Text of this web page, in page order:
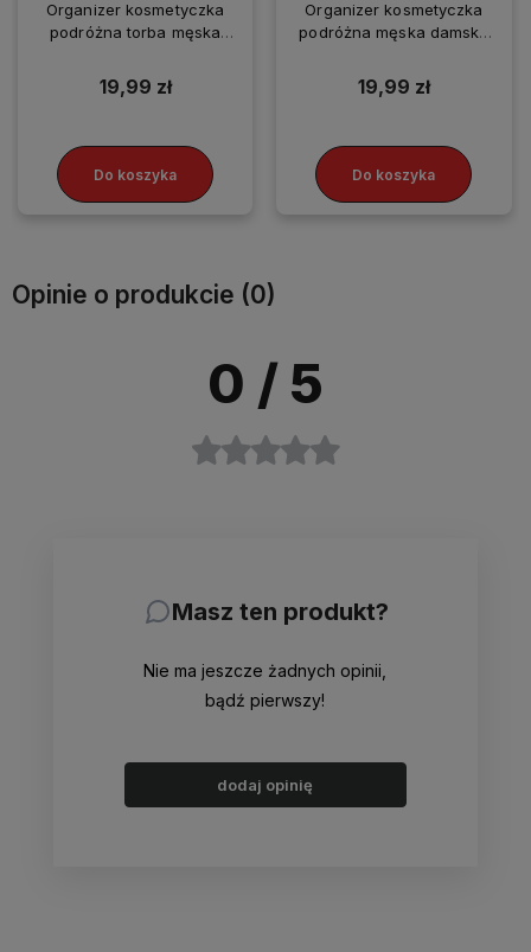
Organizer kosmetyczka
podróżna torba męska
czarna
19,99 zł
Do koszyka
Organizer kosmetyczka
podróżna męska damska
19,99 zł
Do koszyka
Opinie o produkcie (0)
0 / 5
Masz ten produkt?
Nie ma jeszcze żadnych opinii,
bądź pierwszy!
dodaj opinię